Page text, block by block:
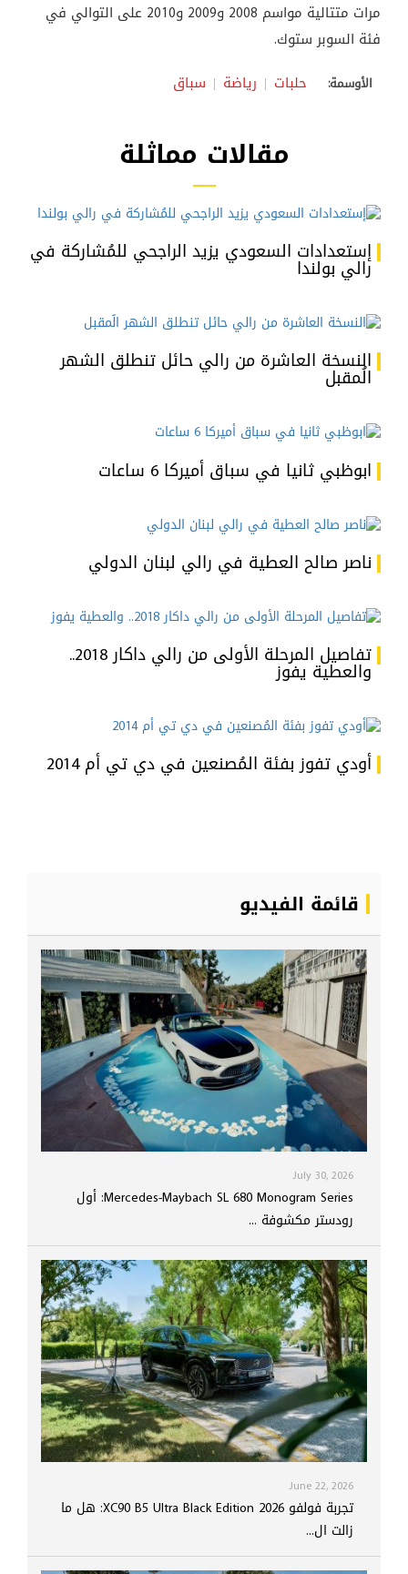
مرات متتالية مواسم 2008 و2009 و2010 على التوالي في
فئة السوبر ستوك.
الأوسمة: حلبات رياضة سباق
مقالات مماثلة
إستعدادات السعودي يزيد الراجحي للمُشاركة في
رالي بولندا
النسخة العاشرة من رالي حائل تنطلق الشهر
الُمقبل
ابوظبي ثانيا في سباق أميركا 6 ساعات
ناصر صالح العطية في رالي لبنان الدولي
تفاصيل المرحلة الأولى من رالي داكار 2018..
والعطية يفوز
أودي تفوز بفئة المُصنعين في دي تي أم 2014
قائمة الفيديو
July 30, 2026
Mercedes-Maybach SL 680 Monogram Series: أول
رودستر مكشوفة ...
June 22, 2026
تجربة فولفو XC90 B5 Ultra Black Edition 2026: هل ما
زالت ال...